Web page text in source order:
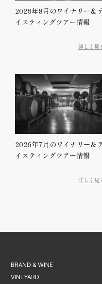
2026年8月のワイナリー＆
イスティングツアー情報
詳しく見
2026年7月のワイナリー＆
イスティングツアー情報
詳しく見
BRAND & WINE
VINEYARD